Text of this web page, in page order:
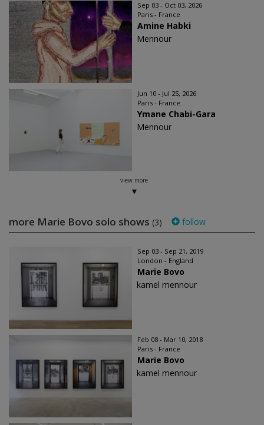
Sep 03 - Oct 03, 2026
Paris - France
Amine Habki
Mennour
Jun 10 - Jul 25, 2026
Paris - France
Ymane Chabi-Gara
Mennour
view more
more Marie Bovo solo shows (3) follow
Sep 03 - Sep 21, 2019
London - England
Marie Bovo
kamel mennour
Feb 08 - Mar 10, 2018
Paris - France
Marie Bovo
kamel mennour